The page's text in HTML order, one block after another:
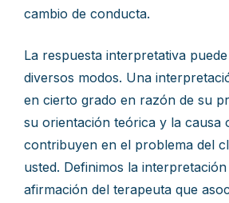
cambio de conducta.
La respuesta interpretativa
diversos modos. Una
en cierto grado en razón de su
su orientación teórica y la causa
contribuyen en el problema del
usted. Definimos la
afirmación del terapeuta que